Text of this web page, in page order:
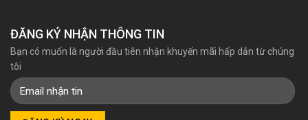
ĐĂNG KÝ NHẬN THÔNG TIN
Bạn có muốn là người đầu tiên nhận khuyến mãi hấp dẫn từ chúng
tôi